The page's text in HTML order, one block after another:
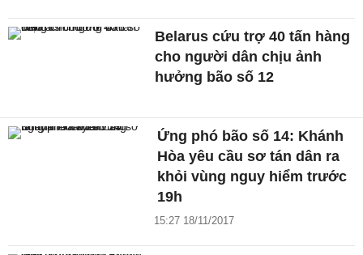
Belarus cứu trợ 40 tấn hàng
cho người dân chịu ảnh
hưởng bão số 12
Ứng phó bão số 14: Khánh
Hòa yêu cầu sơ tán dân ra
khỏi vùng nguy hiểm trước
19h
15:27 18/11/2017